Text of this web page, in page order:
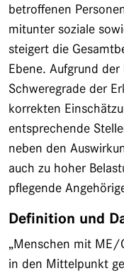
betroffenen
mitunter soziale
steigert die
Ebene. Aufgrund
Schweregrade der
korrekten
entsprechende
neben den
auch zu hoher
pflegende
Definition und
„Menschen mit ME/
in den Mittelpunkt